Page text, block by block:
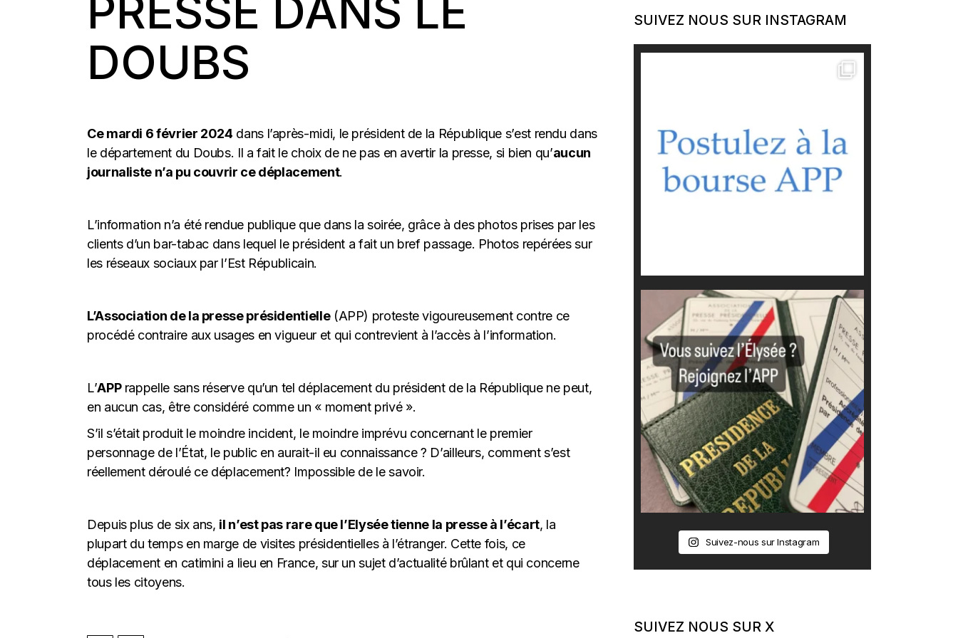
PRESSE DANS LE
DOUBS
Ce mardi 6 février 2024 dans l’après-midi, le président de la République s’est rendu dans
le département du Doubs. Il a fait le choix de ne pas en avertir la presse, si bien qu’aucun
journaliste n’a pu couvrir ce déplacement.
L’information n’a été rendue publique que dans la soirée, grâce à des photos prises par les
clients d’un bar-tabac dans lequel le président a fait un bref passage. Photos repérées sur
les réseaux sociaux par l’Est Républicain.
L’Association de la presse présidentielle(APP) proteste vigoureusement contre ce
procédé contraire aux usages en vigueur et qui contrevient à l’accès à l’information.
L’APPrappelle sans réserve qu’un tel déplacement du président de la République ne peut,
en aucun cas, être considéré comme un « moment privé ».
S’il s’était produit le moindre incident, le moindre imprévu concernant le premier
personnage de l’État, le public en aurait-il eu connaissance ? D’ailleurs, comment s’est
réellement déroulé ce déplacement? Impossible de le savoir.
Depuis plus de six ans, il n’est pas rare que l’Elysée tienne la presse à l’écart, la
plupart du temps en marge de visites présidentielles à l’étranger. Cette fois, ce
déplacement en catimini a lieu en France, sur un sujet d’actualité brûlant et qui concerne
tous les citoyens.
SUIVEZ NOUS SUR INSTAGRAM
Suivez-nous sur Instagram
SUIVEZ NOUS SUR X